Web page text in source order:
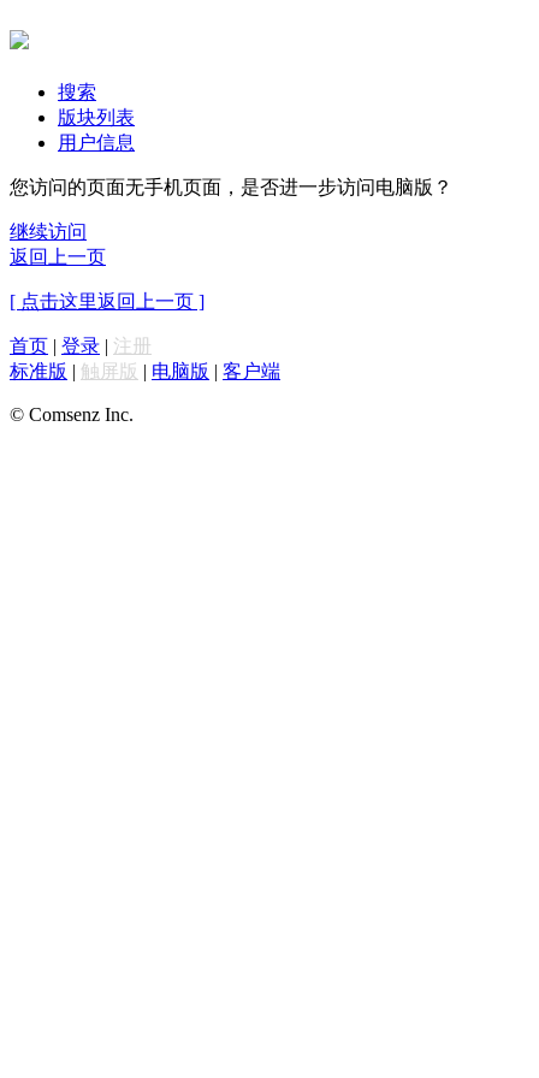
搜索
版块列表
用户信息
您访问的页面无手机页面，是否进一步访问电脑版？
继续访问
返回上一页
[ 点击这里返回上一页 ]
首页 | 登录 | 注册
标准版 | 触屏版 | 电脑版 | 客户端
© Comsenz Inc.